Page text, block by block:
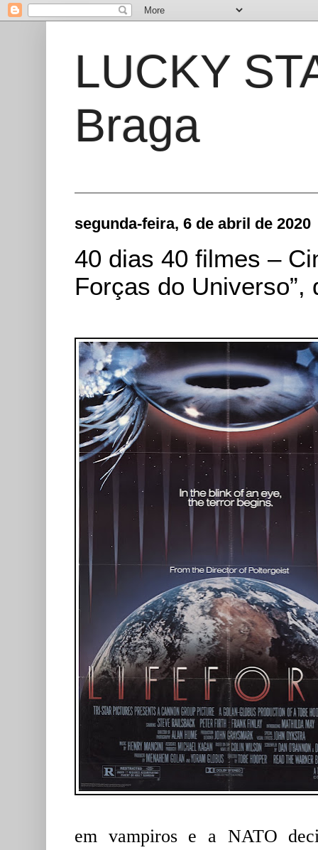
LUCKY
Braga
segunda-feira, 6 de abril de 2020
40 dias 40 filmes –
Forças do Universo”,
em vampiros e a NATO